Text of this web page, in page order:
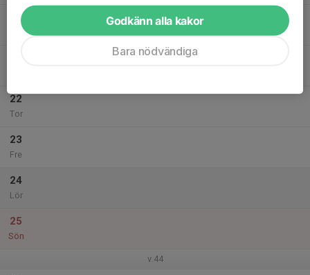
20
22
Tor
23
Fre
24
Lör
25
Sön
v.44
Godkänn alla kakor
Bara nödvändiga